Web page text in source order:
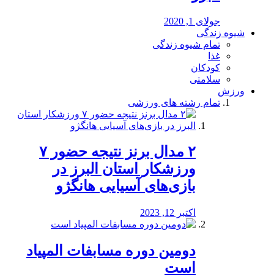
جولای 1, 2020
شیوه زندگی
تمام شیوه زندگی
غذا
کودکان
سلامتی
ورزش
تمام رشته های ورزشی
۲ مدال برنز نتیجه حضور ۷
ورزشکار استان البرز در
بازی‌های آسیایی هانگژو
اکتبر 12, 2023
دومین دوره مسابفات المپیاد
است